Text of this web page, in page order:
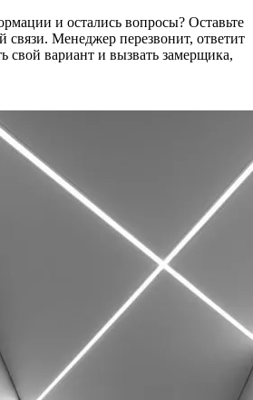
и остались вопросы? Оставьте
связи. Менеджер перезвонит, ответит
свой вариант и вызвать замерщика,